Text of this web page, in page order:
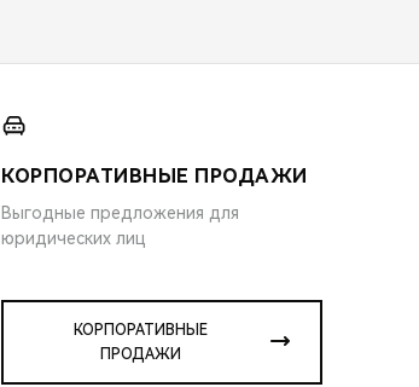
КОРПОРАТИВНЫЕ ПРОДАЖИ
Выгодные предложения для
юридических лиц
КОРПОРАТИВНЫЕ
ПРОДАЖИ